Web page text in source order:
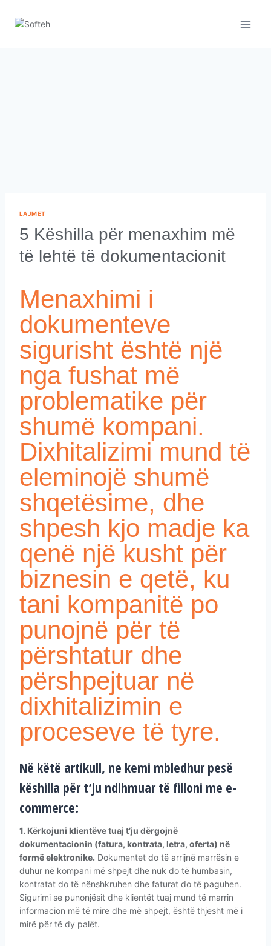
LAJMET
5 Këshilla për menaxhim më
të lehtë të dokumentacionit
Menaxhimi i
dokumenteve
sigurisht është një
nga fushat më
problematike për
shumë kompani.
Dixhitalizimi mund të
eleminojë shumë
shqetësime, dhe
shpesh kjo madje ka
qenë një kusht për
biznesin e qetë, ku
tani kompanitë po
punojnë për të
përshtatur dhe
përshpejtuar në
dixhitalizimin e
proceseve të tyre.
Në këtë artikull, ne kemi mbledhur pesë
këshilla për t’ju ndihmuar të filloni me e-
commerce:
1. Kërkojuni klientëve tuaj t’ju dërgojnë
dokumentacionin (fatura, kontrata, letra, oferta) në
formë elektronike. Dokumentet do të arrijnë marrësin e
duhur në kompani më shpejt dhe nuk do të humbasin,
kontratat do të nënshkruhen dhe faturat do të paguhen.
Sigurimi se punonjësit dhe klientët tuaj mund të marrin
informacion më të mire dhe më shpejt, është thjesht më i
mirë për të dy palët.